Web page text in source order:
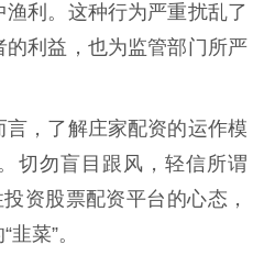
利。这种行为严重扰乱了
利益，也为监管部门所严
言，了解庄家配资的运作模
切勿盲目跟风，轻信所谓
资股票配资平台的心态，
菜”。